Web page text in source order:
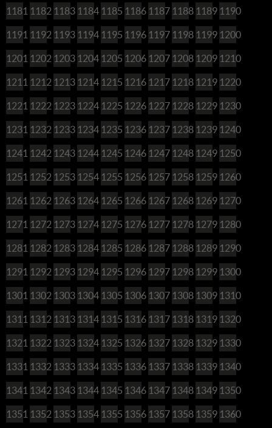
1181 1182 1183 1184 1185 1186 1187 1188 1189 1190
1191 1192 1193 1194 1195 1196 1197 1198 1199 1200
1201 1202 1203 1204 1205 1206 1207 1208 1209 1210
1211 1212 1213 1214 1215 1216 1217 1218 1219 1220
1221 1222 1223 1224 1225 1226 1227 1228 1229 1230
1231 1232 1233 1234 1235 1236 1237 1238 1239 1240
1241 1242 1243 1244 1245 1246 1247 1248 1249 1250
1251 1252 1253 1254 1255 1256 1257 1258 1259 1260
1261 1262 1263 1264 1265 1266 1267 1268 1269 1270
1271 1272 1273 1274 1275 1276 1277 1278 1279 1280
1281 1282 1283 1284 1285 1286 1287 1288 1289 1290
1291 1292 1293 1294 1295 1296 1297 1298 1299 1300
1301 1302 1303 1304 1305 1306 1307 1308 1309 1310
1311 1312 1313 1314 1315 1316 1317 1318 1319 1320
1321 1322 1323 1324 1325 1326 1327 1328 1329 1330
1331 1332 1333 1334 1335 1336 1337 1338 1339 1340
1341 1342 1343 1344 1345 1346 1347 1348 1349 1350
1351 1352 1353 1354 1355 1356 1357 1358 1359 1360